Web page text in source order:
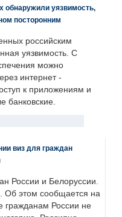
обнаружили уязвимость,
посторонним
российским
уязвимость. С
можно
интернет -
к приложениям и
банковские.
виз для граждан
России и Белоруссии.
Об этом сообщается на
гражданам России не